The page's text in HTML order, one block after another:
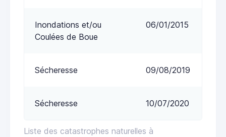
Liste des catastrophes naturelles à
Inondations et/ou
Coulées de Boue
06/01/2015
Sécheresse 09/08/2019
Sécheresse 10/07/2020